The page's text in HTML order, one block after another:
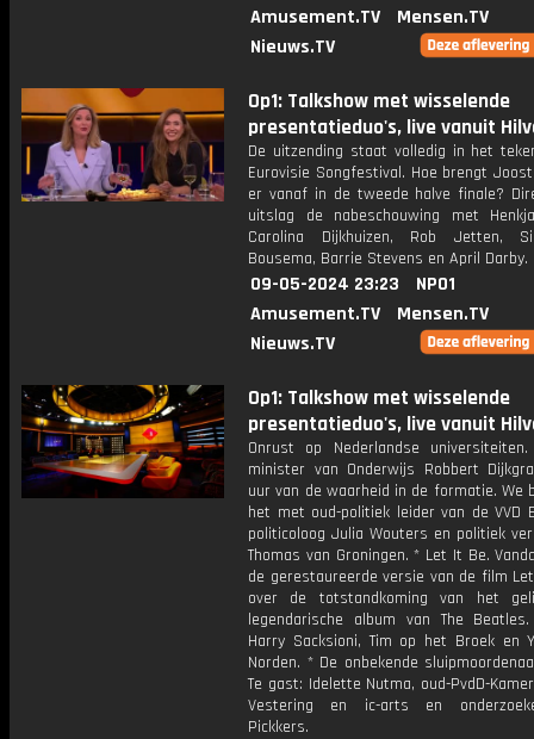
Amusement.TV
Mensen.TV
Nieuws.TV
Op1: Talkshow met wisselende
presentatieduo's, live vanuit
De uitzending staat volledig in het
Eurovisie Songfestival. Hoe brengt
er vanaf in de tweede halve finale?
uitslag de nabeschouwing met
Carolina Dijkhuizen, Rob Jetten,
Bousema, Barrie Stevens en April Darby.
09-05-2024 23:23
NPO1
Amusement.TV
Mensen.TV
Nieuws.TV
Op1: Talkshow met wisselende
presentatieduo's, live vanuit
Onrust op Nederlandse
minister van Onderwijs Robbert
uur van de waarheid in de formatie. We
het met oud-politiek leider van de VVD
politicoloog Julia Wouters en politiek
Thomas van Groningen. * Let It Be.
de gerestaureerde versie van de film
over de totstandkoming van het
legendarische album van The
Harry Sacksioni, Tim op het Broek en
Norden. * De onbekende
Te gast: Idelette Nutma, oud-PvdD-
Vestering en ic-arts en
Pickkers.